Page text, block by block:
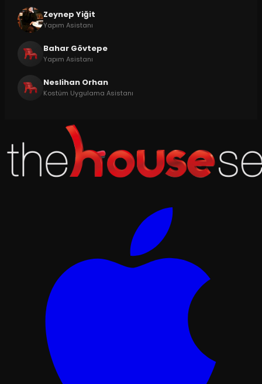
Zeynep Yiğit
Yapım Asistanı
Bahar Gövtepe
Yapım Asistanı
Neslihan Orhan
Kostüm Uygulama Asistanı